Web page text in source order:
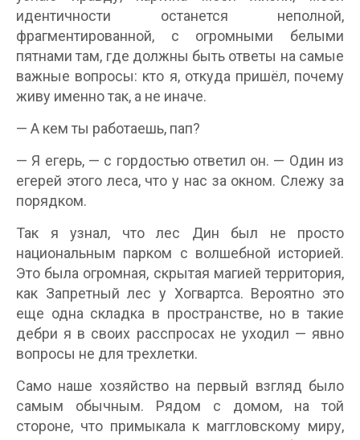
идентичности останется неполной,
фрагментированной, с огромными белыми
пятнами там, где должны быть ответы на самые
важные вопросы: кто я, откуда пришёл, почему
живу именно так, а не иначе.
— А кем ты работаешь, пап?
— Я егерь, — с гордостью ответил он. — Один из
егерей этого леса, что у нас за окном. Слежу за
порядком.
Так я узнал, что лес Дин был не просто
национальным парком с волшебной историей.
Это была огромная, скрытая магией территория,
как Запретный лес у Хогвартса. Вероятно это
еще одна складка в пространстве, но в такие
дебри я в своих расспросах не уходил — явно
вопросы не для трехлетки.
Само наше хозяйство на первый взгляд было
самым обычным. Рядом с домом, на той
стороне, что примыкала к маггловскому миру,